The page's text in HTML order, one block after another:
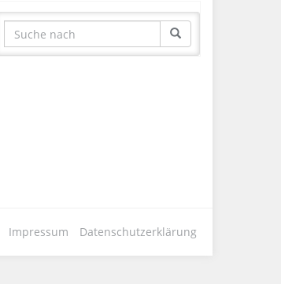
Impressum Datenschutzerklärung